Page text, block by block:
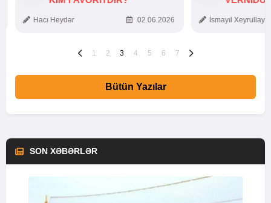
Hacı Heydər 02.06.2026 İsmayıl
1 2 3 4 5 6 7
Bütün Yazılar
SON XƏBƏRLƏR